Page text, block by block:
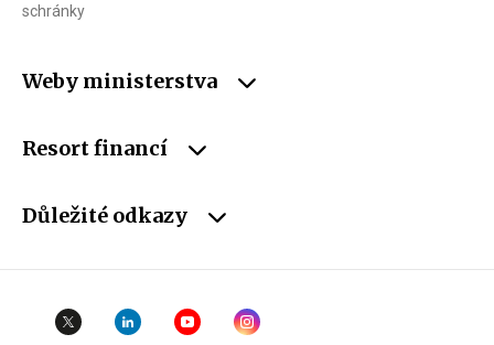
schránky
Weby ministerstva
Resort financí
Důležité odkazy